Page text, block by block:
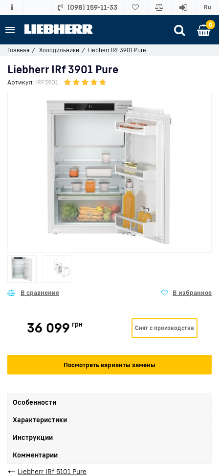
(098) 159-11-33 Ru
0
Главная Холодильники Liebherr IRf 3901 Pure
Liebherr IRf 3901 Pure
Артикул: IRF3901
36 099 грн Снят с производства
Посмотреть варианты замены
Особенности
Характеристики
Инструкции
Комментарии
← Liebherr IRf 5101 Pure